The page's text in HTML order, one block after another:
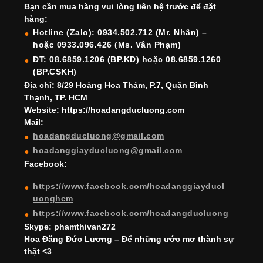
b
o
o
k
a
m
st dI
n
u
b
e
u
b
e
h
Bạn cần mua hàng vui lòng liên hệ trước để đặt
hàng:
Hotline (Zalo): 0934.502.712 (Mr. Nhân) –
hoặc 0933.096.426 (Ms. Vân Phạm)
ĐT: 08.6859.1206 (BP.KD) hoặc 08.6859.1260
(BP.CSKH)
Địa chỉ: 8/29 Hoàng Hoa Thám, P.7, Quận Bình
Thạnh, TP. HCM
Website: https://hoadangducluong.com
Mail:
hoadangducluong@gmail.com
hoadanggiayducluong@gmail.com
Facebook:
https://www.facebook.com/hoadanggiayducl
uonghcm
https://www.facebook.com/hoadangducluong
Skype: phamthivan272
Hoa Đăng Đức Lương – Để những ước mơ thành sự
thật <3